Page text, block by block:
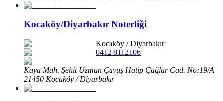
Kocaköy/Diyarbakır Noterliği
Kocaköy /Diyarbakır
0412 8112106
Kaya Mah. Şehit Uzman Çavuş Hatip Çağlar Cad. No:19/A
21450 Kocaköy / Diyarbakır